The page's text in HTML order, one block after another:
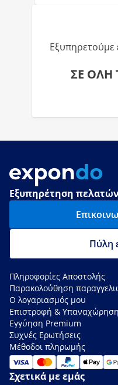
Εξυπηρετούμε
ΣΕ ΟΛΗ
Εξυπηρέτηση πελατών
Πύλη
Πληροφορίες Αποστολής
Παρακολούθηση
Ο λογαριασμός μου
Επιστροφή & Υπαναχώρηση
Εγγύηση Premium
Συχνές Ερωτήσεις
Μέθοδοι πληρωμής
Σχετικά με εμάς